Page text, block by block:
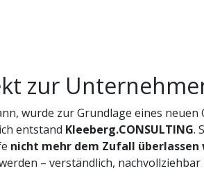
zur
wurde zur Grundlage eines
entstand Kleeberg.CONSULTING.
nicht mehr dem Zufall überlassen
– verständlich,